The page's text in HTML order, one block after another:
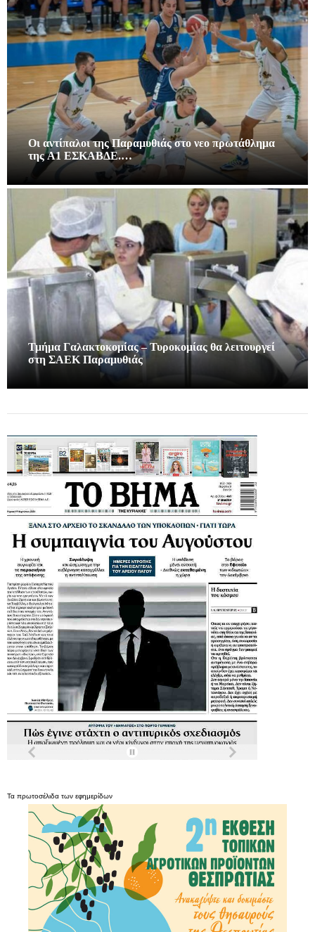
Οι αντίπαλοι της Παραμυθιάς στο νεο πρωτάθλημα
της A1 ΕΣΚΑΒΔΕ.…
Τμήμα Γαλακτοκομίας – Τυροκομίας θα λειτουργεί
στη ΣΑΕΚ Παραμυθιάς
Τα πρωτοσέλιδα των εφημερίδων